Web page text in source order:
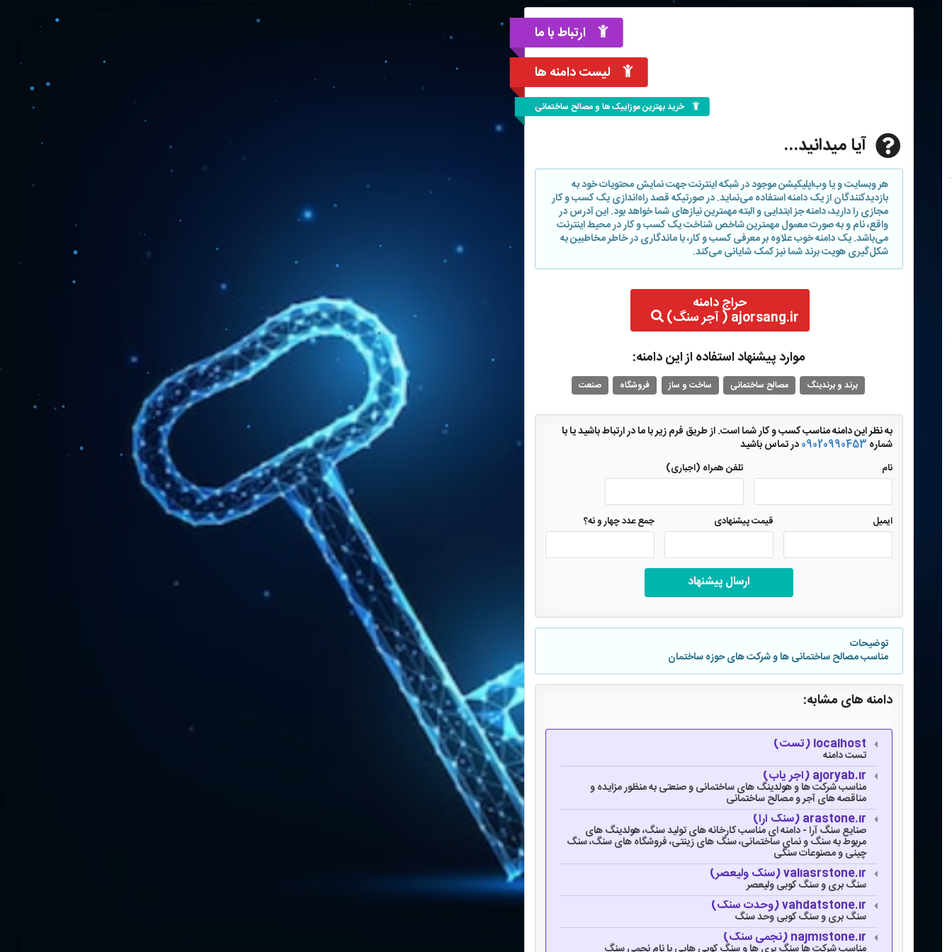
ارتباط با ما
لیست دامنه ها
خرید بهترین موزاییک ها و مصالح ساختمانی
آیا میدانید...
هر وبسایت و یا وب‌اپلیکیشن موجود در شبکه اینترنت جهت نمایش محتویات خود به
بازدیدکنندگان از یک دامنه استفاده می‌نماید. در صورتیکه قصد راه‌اندازی یک کسب و کار
مجازی را دارید، دامنه جز ابتدایی و البته مهمترین نیازهای شما خواهد بود. این آدرس در
واقع، نام و به صورت معمول مهمترین شاخص شناخت یک کسب و کار در محیط اینترنت
می‌باشد. یک دامنه خوب علاوه بر معرفی کسب و کار، با ماندگاری در خاطر مخاطبین به
شکل‌گیری هویت برند شما نیز کمک شایانی می‌کند.
حراج دامنه
ajorsang.ir ( آجر سنگ)
موارد پیشنهاد استفاده از این دامنه:
برند و برندینگ مصالح ساختمانی ساخت و ساز فروشگاه صنعت
به نظر این دامنه مناسب کسب و کار شما است. از طریق فرم زیر با ما در ارتباط باشید یا با
شماره 09020990453در تماس باشید
نام تلفن همراه (اجباری)
ایمیل قیمت پیشنهادی جمع عدد چهار و نه؟
ارسال پیشنهاد
توضیحات
مناسب مصالح ساختمانی ها و شرکت های حوزه ساختمان
دامنه های مشابه:
localhost (تست)
تست دامنه
ajoryab.ir (آجر یاب)
مناسب شرکت ها و هولدینگ های ساختمانی و صنعتی به منظور مزایده و
مناقصه های آجر و مصالح ساختمانی
arastone.ir (سنگ آرا)
صنایع سنگ آرا - دامنه ای مناسب کارخانه های تولید سنگ، هولدینگ های
مربوط به سنگ و نمای ساختمانی، سنگ های زینتی، فروشگاه های سنگ، سنگ
چینی و مصنوعات سنگی
valiasrstone.ir (سنگ ولیعصر)
سنگ بری و سنگ کوبی ولیعصر
vahdatstone.ir (وحدت سنگ)
سنگ بری و سنگ کوبی وحد سنگ
najmistone.ir (نجمی سنگ)